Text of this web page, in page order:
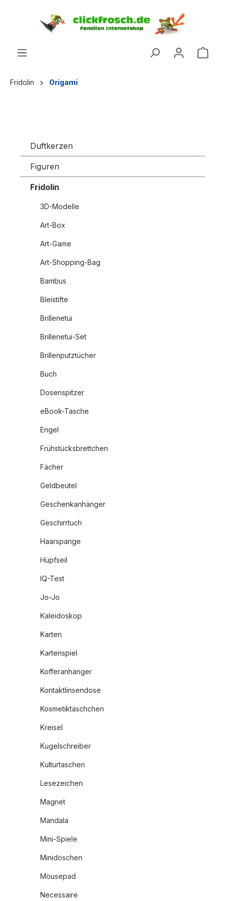
Fridolin Origami
Duftkerzen
Figuren
Fridolin
3D-Modelle
Art-Box
Art-Game
Art-Shopping-Bag
Bambus
Bleistifte
Brillenetui
Brillenetui-Set
Brillenputztücher
Buch
Dosenspitzer
eBook-Tasche
Engel
Frühstücksbrettchen
Fächer
Geldbeutel
Geschenkanhänger
Geschirrtuch
Haarspange
Hüpfseil
IQ-Test
Jo-Jo
Kaleidoskop
Karten
Kartenspiel
Kofferanhänger
Kontaktlinsendose
Kosmetiktäschchen
Kreisel
Kugelschreiber
Kulturtaschen
Lesezeichen
Magnet
Mandala
Mini-Spiele
Minidöschen
Mousepad
Necessaire